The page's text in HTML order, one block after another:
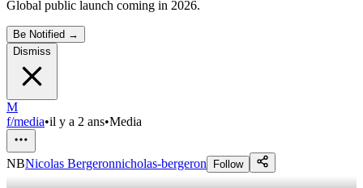
Global public launch coming in 2026.
Be Notified →
Dismiss
M
f/media•il y a 2 ans•Media
NBNicolas Bergeronnicholas-bergeron Follow